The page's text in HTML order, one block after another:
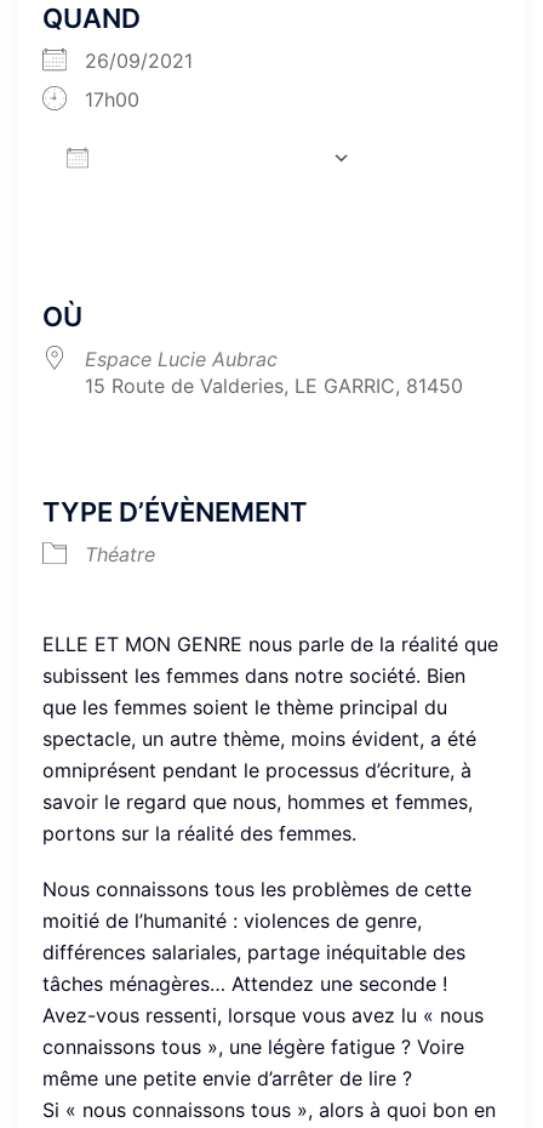
QUAND
26/09/2021
17h00
OÙ
Espace Lucie Aubrac
15 Route de Valderies, LE GARRIC, 81450
TYPE D’ÉVÈNEMENT
Théatre
ELLE ET MON GENRE nous parle de la réalité que
subissent les femmes dans notre société. Bien
que les femmes soient le thème principal du
spectacle, un autre thème, moins évident, a été
omniprésent pendant le processus d’écriture, à
savoir le regard que nous, hommes et femmes,
portons sur la réalité des femmes.
Nous connaissons tous les problèmes de cette
moitié de l’humanité : violences de genre,
différences salariales, partage inéquitable des
tâches ménagères… Attendez une seconde !
Avez-vous ressenti, lorsque vous avez lu « nous
connaissons tous », une légère fatigue ? Voire
même une petite envie d’arrêter de lire ?
Si « nous connaissons tous », alors à quoi bon en